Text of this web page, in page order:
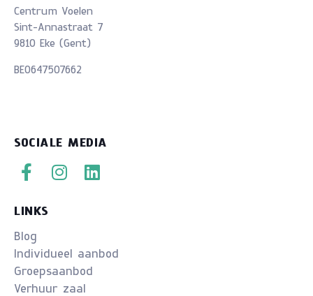
Centrum Voelen
Sint-Annastraat 7
9810 Eke (Gent)
BE0647507662
SOCIALE MEDIA
LINKS
Blog
Individueel aanbod
Groepsaanbod
Verhuur zaal